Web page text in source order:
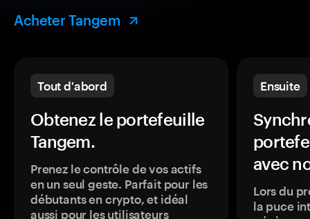
Acheter Tangem
Tout d'abord
Obtenez le portefeuille
Tangem.
Prenez le contrôle de vos actifs
en un seul geste. Parfait pour les
débutants en crypto, et idéal
aussi pour les utilisateurs
Ensuite
avec
Lors du
la puce